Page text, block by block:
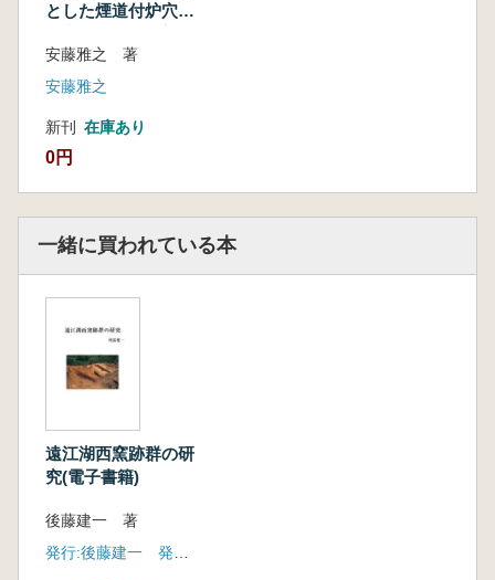
第3節 近畿。東海・中部地域の様相
第5節 地域間の比較
第3章 煙道付炉穴の伝播と変遷
第1節 煙道付炉穴の伝播
第2節 桜島薩摩テフラの等層厚線
第4章 (煙道付)炉穴と集落
第1節 集落での空間利用と(煙道付)炉穴の動
第2節 セツルメントの分類
第3節 セツルメントパターンに見る地域の特
徴
第4節 セツルメント間の関係
第5章 煙道付炉穴の機能。用途について
第1節はじめに
第3節 燻製施設説
第4節 住居説
第5節 機能・用途の結論
終章 総括
第1節 結論 (煙道付)炉穴の歴史的位置付け
とした煙道付炉穴の
安藤雅之 著
安藤雅之
新刊 在庫あり
0円
一緒に買われている本
遠江湖西窯跡群の研
究(電子書籍)
後藤建一 著